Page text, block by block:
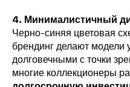
4. Минималистичный
Черно-синяя цветовая
брендинг делают модели
долговечными с точки
многие коллекционеры